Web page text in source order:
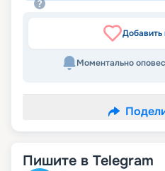
Добавить
Моментально
Пишите в Telegram